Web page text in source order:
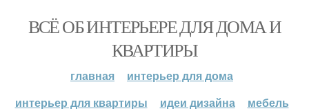
ВСЁ ОБ ИНТЕРЬЕРЕ ДЛЯ ДОМА И
КВАРТИРЫ
главная
интерьер для дома
интерьер для квартиры
идеи дизайна мебель